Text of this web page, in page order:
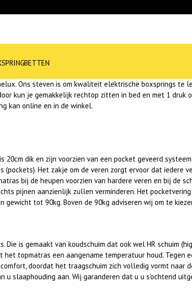
Ons steven is om kwaliteit elektrische boxsprings te
kun je gemakkelijk rechtop zitten in bed en met 1 druk
kan online en in de winkel.
dik en zijn voorzien van een pocket geveerd
Het zakje om de veren zorgt ervoor dat iedere
bij de heupen voorzien van hardere veren en bij de
pijnen aanzienlijk zullen verminderen. Het
tot 90kg. Boven de 90kg adviseren wij om te
is gemaakt van koudschuim dat ook wel HR schuim
topmatras een aangename temperatuur houd. Tegen
doordat het traagschuim zich volledig vormt naar
slaaphouding aan. Wij garanderen dat u u s’ochtend